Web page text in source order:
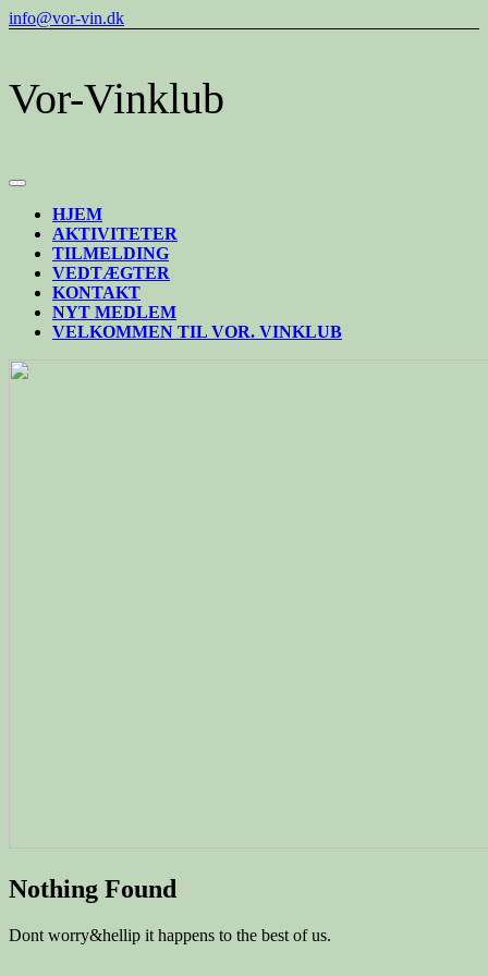
Skip
info@vor-vin.dk
Vor-Vinklub
Open
ButtonHJEM
AKTIVITETER
TILMELDING
VEDTÆGTER
KONTAKT
NYT MEDLEM
VELKOMMEN TIL VOR. VINKLUB
CLOSE
Nothing Found
Dont worry&hellip it happens to the best of us.